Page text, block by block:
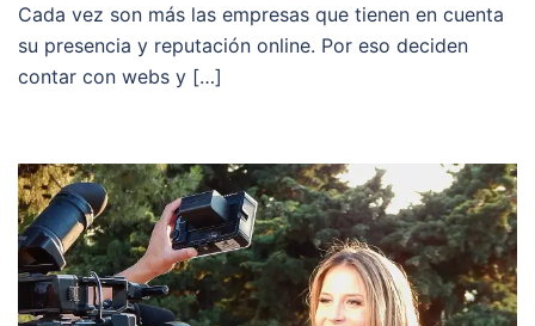
Cada vez son más las empresas que tienen en cuenta
su presencia y reputación online. Por eso deciden
contar con webs y […]